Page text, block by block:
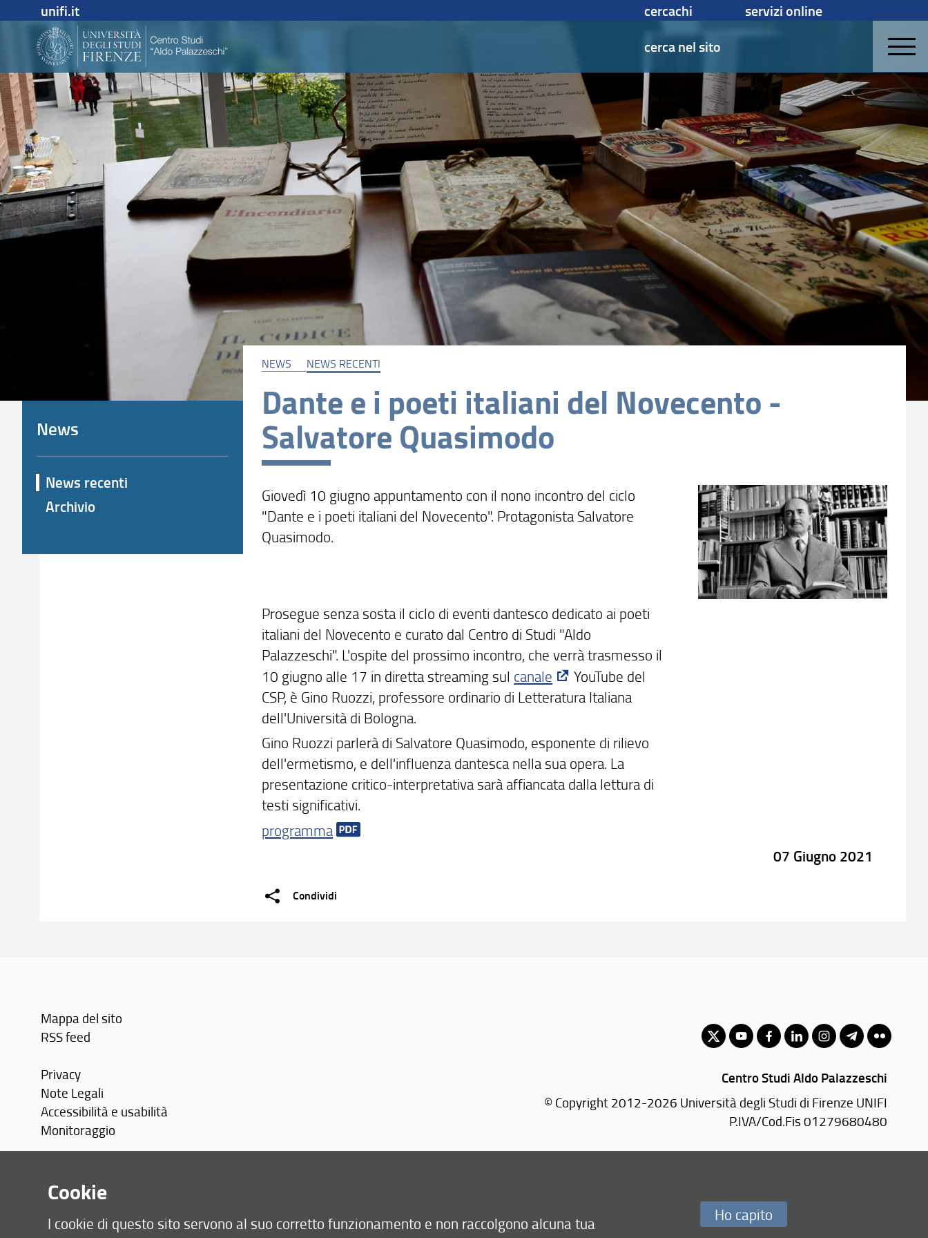
unifi.it cercachi
servizi online
cerca nel sito
NEWS NEWS RECENTI
Dante e i poeti italiani del Novecento -
Salvatore Quasimodo
Giovedì 10 giugno appuntamento con il nono incontro del ciclo
"Dante e i poeti italiani del Novecento". Protagonista Salvatore
Quasimodo.
Prosegue senza sosta il ciclo di eventi dantesco dedicato ai poeti
italiani del Novecento e curato dal Centro di Studi "Aldo
Palazzeschi". L'ospite del prossimo incontro, che verrà trasmesso il
10 giugno alle 17 in diretta streaming sul canale
YouTube del
CSP, è Gino Ruozzi, professore ordinario di Letteratura Italiana
dell'Università di Bologna.
Gino Ruozzi parlerà di Salvatore Quasimodo, esponente di rilievo
dell'ermetismo, e dell'influenza dantesca nella sua opera. La
presentazione critico-interpretativa sarà affiancata dalla lettura di
testi significativi.
programma
07 Giugno 2021
Condividi
News
News recenti
Archivio
Mappa del sito
RSS feed
Privacy
Note Legali
Accessibilità e usabilità
Monitoraggio
Centro Studi Aldo Palazzeschi
© Copyright 2012-2026 Università degli Studi di Firenze UNIFI
P.IVA/Cod.Fis 01279680480
E-mail:c.palazzeschi(AT)unifi.it
Cookie
I cookie di questo sito servono al suo corretto funzionamento e non raccolgono alcuna tua
Ho capito